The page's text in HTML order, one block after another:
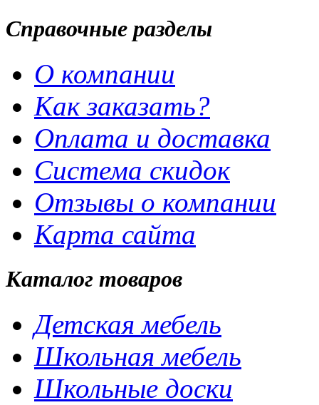
Справочные разделы
О компании
Как заказать?
Оплата и доставка
Система скидок
Отзывы о компании
Карта сайта
Каталог товаров
Детская мебель
Школьная мебель
Школьные доски